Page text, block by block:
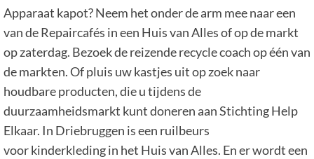
Apparaat kapot? Neem het onder de arm mee naar een
van de Repaircafés in een Huis van Alles of op de markt
op zaterdag. Bezoek de reizende recycle coach op één van
de markten. Of pluis uw kastjes uit op zoek naar
houdbare producten, die u tijdens de
duurzaamheidsmarkt kunt doneren aan Stichting Help
Elkaar. In Driebruggen is een ruilbeurs
voor kinderkleding in het Huis van Alles. En er wordt een